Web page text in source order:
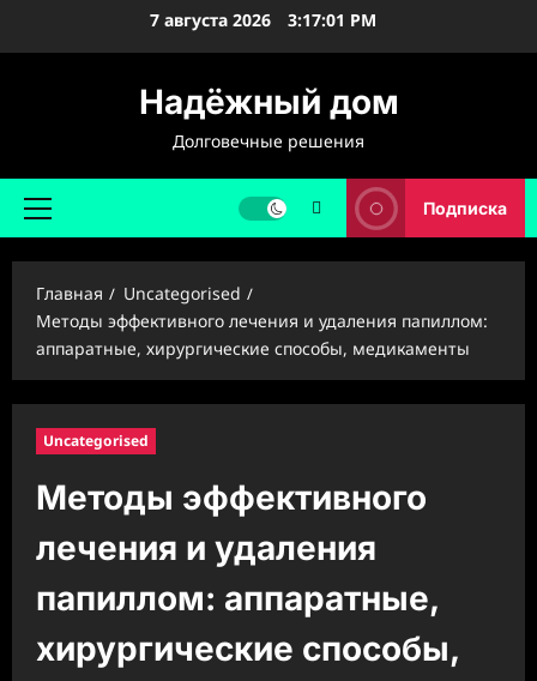
7 августа 2026 3:17:02 PM
Надёжный дом
Долговечные решения
Основное
Подписка
Главная
Uncategorised
Методы эффективного лечения и удаления папиллом:
аппаратные, хирургические способы, медикаменты
Uncategorised
Методы эффективного
лечения и удаления
папиллом: аппаратные,
хирургические способы,